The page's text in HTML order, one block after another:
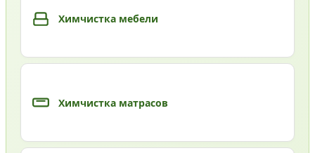
Химчистка мебели
Химчистка матрасов